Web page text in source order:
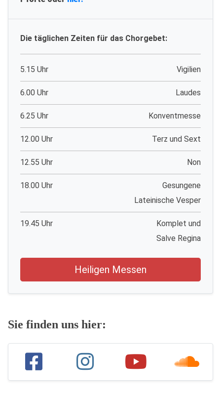
Die täglichen Zeiten für das Chorgebet:
5.15 Uhr Vigilien
6.00 Uhr Laudes
6.25 Uhr Konventmesse
12.00 Uhr Terz und Sext
12.55 Uhr Non
18.00 Uhr
Gesungene
Lateinische Vesper
19.45 Uhr
Komplet und
Salve Regina
Heiligen Messen
Sie finden uns hier: